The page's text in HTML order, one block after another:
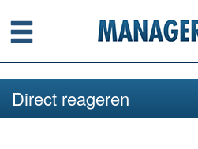
Menu
Direct reageren